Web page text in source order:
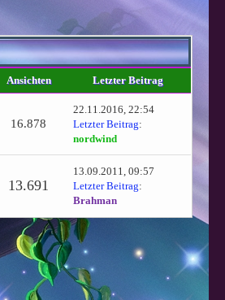
Ansichten Letzter Beitrag
16.878
22.11.2016, 22:54
Letzter Beitrag:
nordwind
13.691
13.09.2011, 09:57
Letzter Beitrag:
Brahman